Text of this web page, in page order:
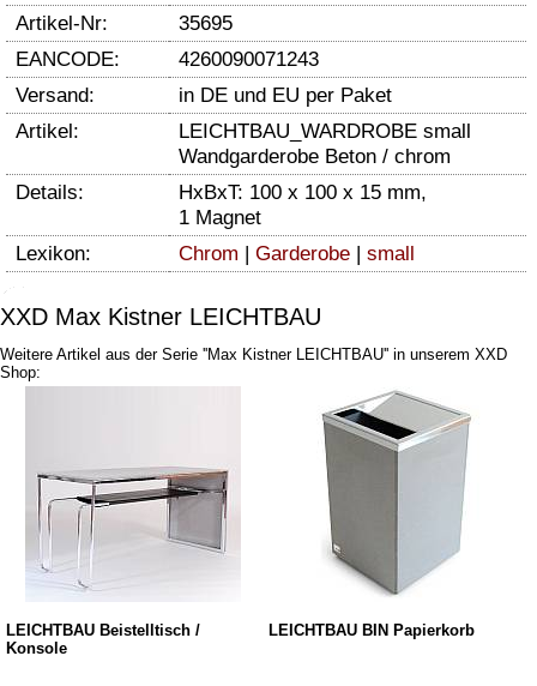
Artikel-Nr:
35695
EANCODE:
4260090071243
Versand:
in DE und EU per Paket
Artikel:
LEICHTBAU_WARDROBE small
Wandgarderobe Beton / chrom
Details:
HxBxT: 100 x 100 x 15 mm,
1 Magnet
Lexikon:
Chrom | Garderobe | small
XXD Max Kistner LEICHTBAU
Weitere Artikel aus der Serie ''Max Kistner LEICHTBAU'' in unserem XXD
Shop:
LEICHTBAU Beistelltisch /
Konsole
LEICHTBAU BIN Papierkorb